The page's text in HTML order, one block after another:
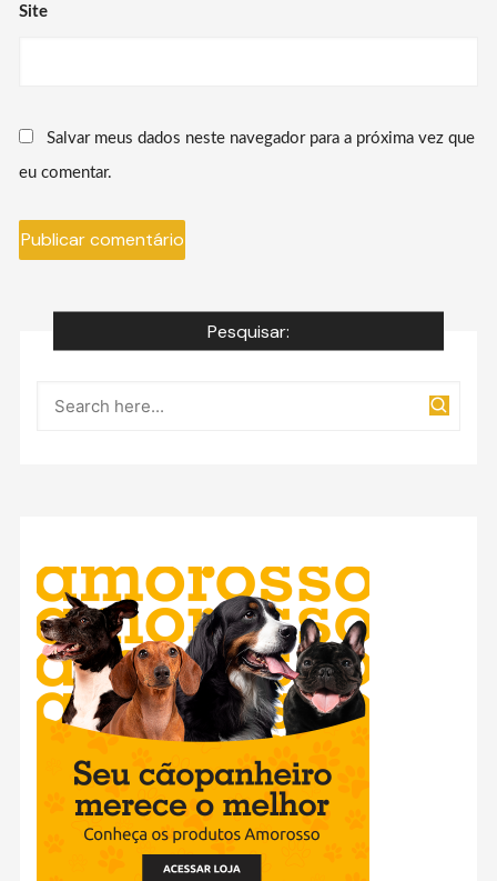
Site
Salvar meus dados neste navegador para a próxima vez que
eu comentar.
Pesquisar: